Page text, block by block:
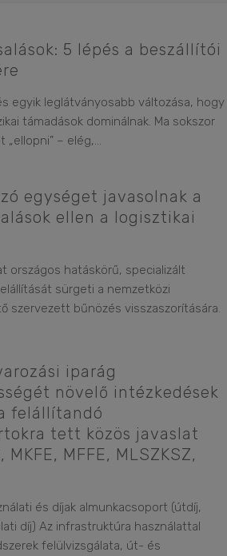
5 lépés a beszállítói
egyik leglátványosabb változása, hogy
támadások dominálnak. Ma sokszor
– elég,...
egységet javasolnak a
ellen a logisztikai
országos hatáskörű, specializált
sürgeti a nemzetközi
szervezett bűnözés visszaszorítására.
iparág
növelő intézkedések
felállítandó
tett közös javaslat
MFFE, MLSZKSZ,
és díjak almunkacsoport (útdíj,
díj) Az infrastruktúra használattal
felülvizsgálata, út- és